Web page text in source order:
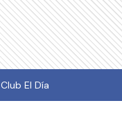
Club El Día